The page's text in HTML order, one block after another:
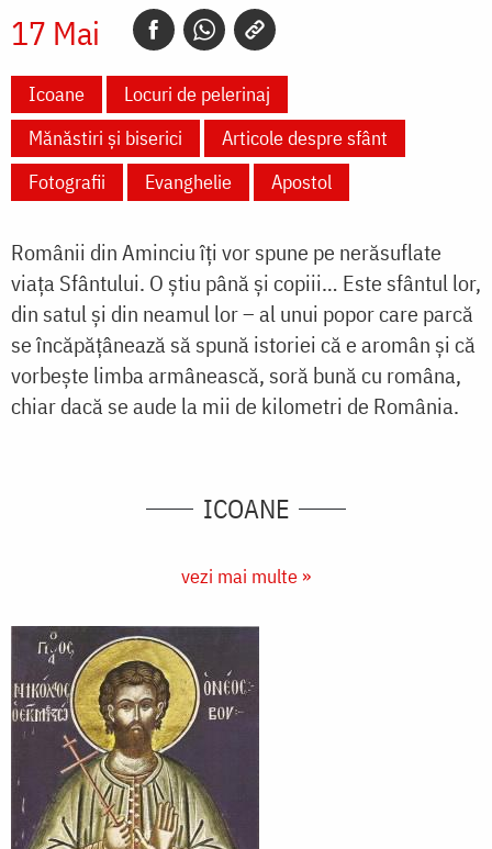
17 Mai
Icoane
Locuri de pelerinaj
Mănăstiri și biserici
Articole despre sfânt
Fotografii
Evanghelie Apostol
Românii din Aminciu îţi vor spune pe nerăsuflate
viaţa Sfântului. O ştiu până şi copiii… Este sfântul lor,
din satul şi din neamul lor – al unui popor care parcă
se încăpăţânează să spună istoriei că e aromân şi că
vorbește limba armânească, soră bună cu româna,
chiar dacă se aude la mii de kilometri de România.
ICOANE
vezi mai multe »